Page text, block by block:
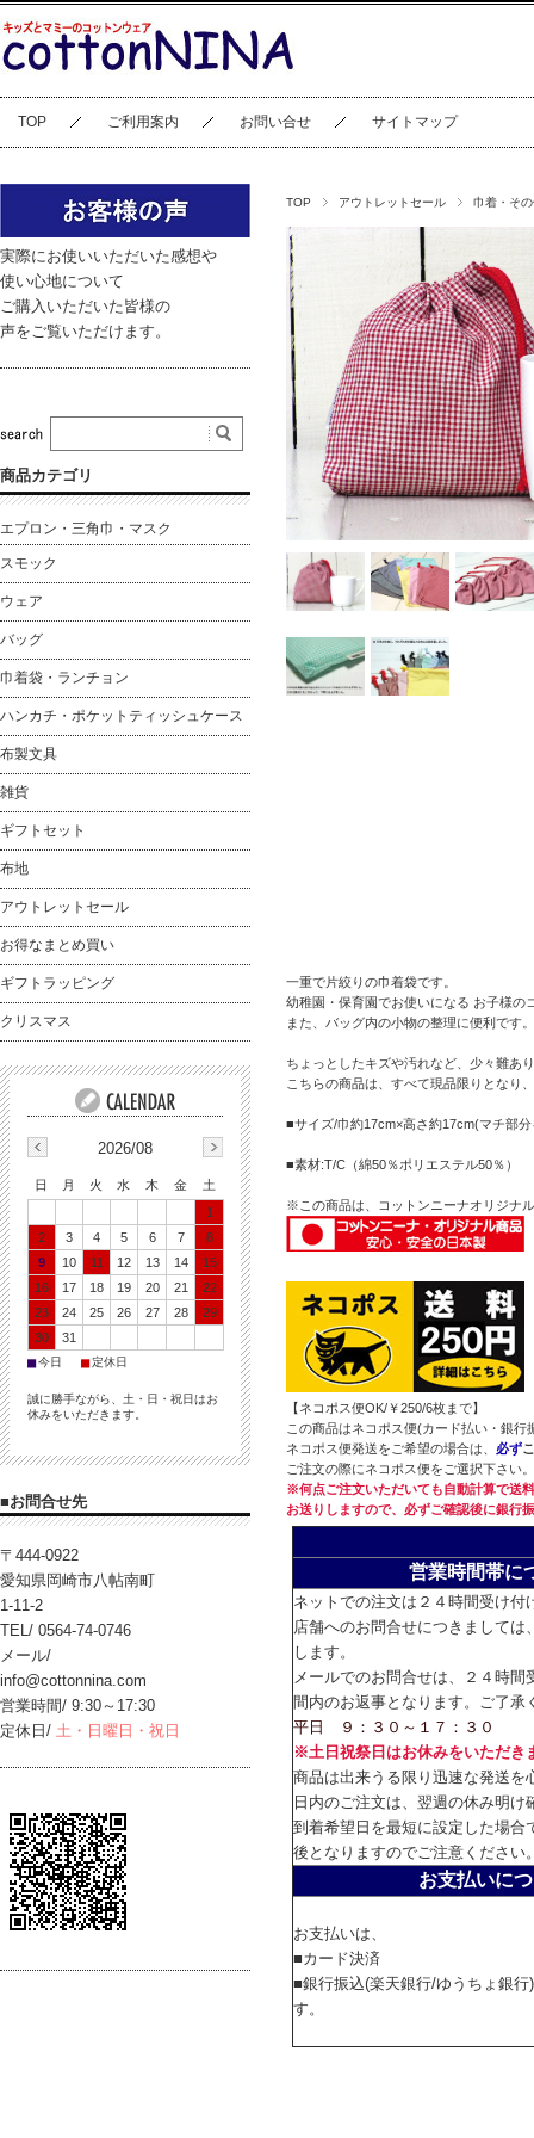
TOP ご利用案内 お問い合せ サイトマップ
TOP アウトレットセール 巾着・そ
一重で片絞りの巾着袋です。
幼稚園・保育園でお使いになる お子様の
また、バッグ内の小物の整理に便利です。
ちょっとしたキズや汚れなど、少々難あ
こちらの商品は、すべて現品限りとなり
■サイズ/巾約17cm×高さ約17cm(マチ部
■素材:T/C（綿50％ポリエステル50％）
※この商品は、コットンニーナオリジナ
【ネコポス便OK/￥250/6枚まで】
この商品はネコポス便(カード払い・銀
ネコポス便発送をご希望の場合は、 必ず
ご注文の際にネコポス便をご選択下さい。
※何点ご注文いただいても自動計算で送
お送りしますので、必ずご確認後に銀行
営業時間帯に
ネットでの注文は２４時間受け付
店舗へのお問合せにつきましては
します。
メールでのお問合せは、２４時間
間内のお返事となります。ご了承
平日 ９：３０～１７：３０
※土日祝祭日はお休みをいただき
商品は出来うる限り迅速な発送を
日内のご注文は、翌週の休み明け
到着希望日を最短に設定した場合
後となりますのでご注意ください
お支払いに
お支払いは、
■カード決済
■銀行振込(楽天銀行/ゆうちょ銀
す。
実際にお使いいただいた感想や
使い心地について
ご購入いただいた皆様の
声をご覧いただけます。
商品カテゴリ
エプロン・三角巾・マスク
スモック
ウェア
バッグ
巾着袋・ランチョン
ハンカチ・ポケットティッシュケース
布製文具
雑貨
ギフトセット
布地
アウトレットセール
お得なまとめ買い
ギフトラッピング
クリスマス
2026/08
日 月 火 水 木 金
土
1
2
3 4 5 6 7
8
9
10 11 12 13 14
15
16
17 18 19 20 21
22
23
24 25 26 27 28
29
30
31
■今日 ■定休日
誠に勝手ながら、土・日・祝日はお
休みをいただきます。
■お問合せ先
〒444-0922
愛知県岡崎市八帖南町
1-11-2
TEL/ 0564-74-0746
メール/
info@cottonnina.com
営業時間/ 9:30～17:30
定休日/ 土・日曜日・祝日